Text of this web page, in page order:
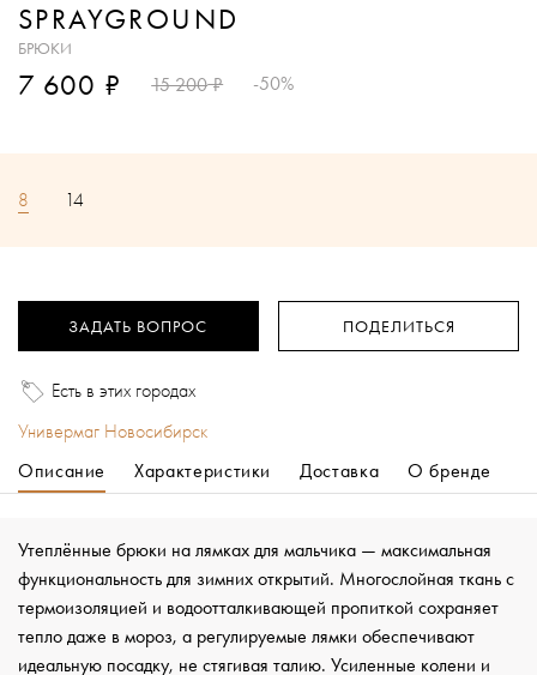
SPRAYGROUND
БРЮКИ
7 600 ₽ 15 200₽ -50%
8 14
ЗАДАТЬ ВОПРОС ПОДЕЛИТЬСЯ
Есть в этих городах
Универмаг Новосибирск
Описание
Характеристики Доставка О бренде
Утеплённые брюки на лямках для мальчика — максимальная
функциональность для зимних открытий. Многослойная ткань с
термоизоляцией и водоотталкивающей пропиткой сохраняет
тепло даже в мороз, а регулируемые лямки обеспечивают
идеальную посадку, не стягивая талию. Усиленные колени и